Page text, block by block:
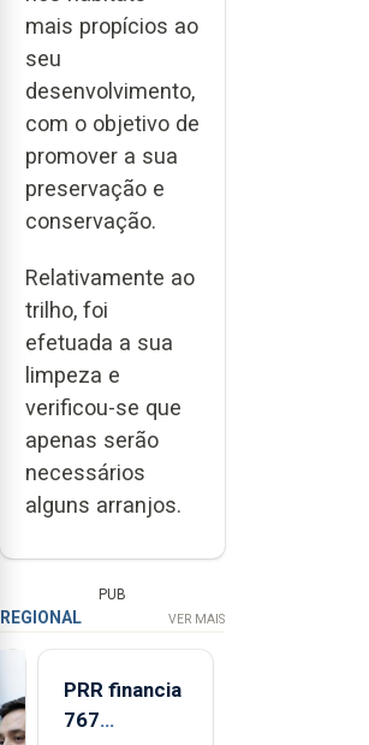
mais propícios ao
seu
desenvolvimento,
com o objetivo de
promover a sua
preservação e
conservação.
Relativamente ao
trilho, foi
efetuada a sua
limpeza e
verificou-se que
apenas serão
necessários
alguns arranjos.
PUB
REGIONAL VER MAIS
PRR financia
767